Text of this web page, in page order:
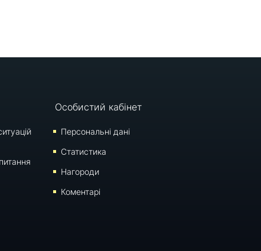
Особистий кабінет
Персональні дані
Статистика
Нагороди
Коментарі